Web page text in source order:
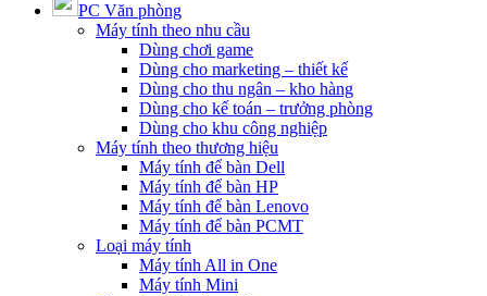
PC Văn phòng
Máy tính theo nhu cầu
Dùng chơi game
Dùng cho marketing – thiết kế
Dùng cho thu ngân – kho hàng
Dùng cho kế toán – trưởng phòng
Dùng cho khu công nghiệp
Máy tính theo thương hiệu
Máy tính để bàn Dell
Máy tính để bàn HP
Máy tính để bàn Lenovo
Máy tính để bàn PCMT
Loại máy tính
Máy tính All in One
Máy tính Mini